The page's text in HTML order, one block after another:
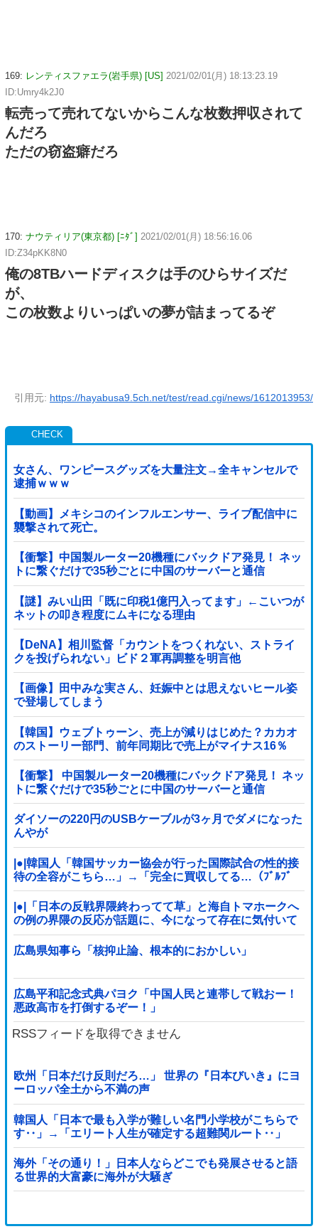
169: レンティスファエラ(岩手県) [US] 2021/02/01(月) 18:13:23.19
ID:Umry4k2J0
転売って売れてないからこんな枚数押収されて
んだろ
ただの窃盗癖だろ
170: ナウティリア(東京都) [ﾆﾀﾞ] 2021/02/01(月) 18:56:16.06
ID:Z34pKK8N0
俺の8TBハードディスクは手のひらサイズだ
が、
この枚数よりいっぱいの夢が詰まってるぞ
引用元: https://hayabusa9.5ch.net/test/read.cgi/news/1612013953/
女さん、ワンピースグッズを大量注文→全キャンセルで
逮捕ｗｗｗ
【動画】メキシコのインフルエンサー、ライブ配信中に
襲撃されて死亡。
【衝撃】中国製ルーター20機種にバックドア発見！ ネッ
トに繋ぐだけで35秒ごとに中国のサーバーと通信
【謎】みい山田「既に印税1億円入ってます」←こいつが
ネットの叩き程度にムキになる理由
【DeNA】相川監督「カウントをつくれない、ストライ
クを投げられない」ビド２軍再調整を明言他
【画像】田中みな実さん、妊娠中とは思えないヒール姿
で登場してしまう
【韓国】ウェブトゥーン、売上が減りはじめた？カカオ
のストーリー部門、前年同期比で売上がマイナス16％
【衝撃】 中国製ルーター20機種にバックドア発見！ ネッ
トに繋ぐだけで35秒ごとに中国のサーバーと通信
ダイソーの220円のUSBケーブルが3ヶ月でダメになった
んやが
|●|韓国人「韓国サッカー協会が行った国際試合の性的接
待の全容がこちら…」→「完全に買収してる…（ﾌﾞﾙﾌﾞ
ﾙ」＝韓国の反応
|●|「日本の反戦界隈終わってて草」と海自トマホークへ
の例の界隈の反応が話題に、今になって存在に気付いて
しまった結果……
広島県知事ら「核抑止論、根本的におかしい」
広島平和記念式典パヨク「中国人民と連帯して戦おー！
悪政高市を打倒するぞー！」
RSSフィードを取得できません
欧州「日本だけ反則だろ…」 世界の『日本びいき』にヨ
ーロッパ全土から不満の声
韓国人「日本で最も入学が難しい名門小学校がこちらで
す‥」→「エリート人生が確定する超難関ルート‥」
海外「その通り！」日本人ならどこでも発展させると語
る世界的大富豪に海外が大騒ぎ